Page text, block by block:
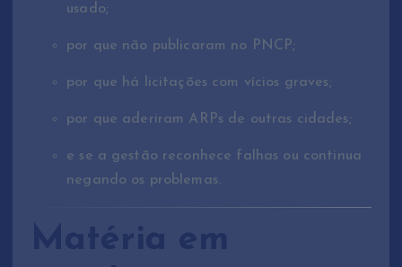
usado;
por que não publicaram no PNCP;
por que há licitações com vícios graves;
por que aderiram ARPs de outras cidades;
e se a gestão reconhece falhas ou continua
negando os problemas.
Matéria em